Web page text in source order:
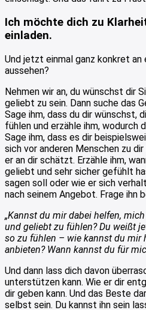
Ich möchte dich zu
einladen.
Und jetzt einmal ganz konkret an
aussehen?
Nehmen wir an, du wünschst dir
geliebt zu sein. Dann suche das
Sage ihm, dass du dir wünschst,
fühlen und erzähle ihm, wodurch
Sage ihm, dass es dir
sich vor anderen Menschen zu
er an dir schätzt. Erzähle ihm,
geliebt und sehr sicher gefühlt
sagen soll oder wie er sich
nach seinem Angebot. Frage ihn
„Kannst du mir dabei helfen,
und geliebt zu fühlen? Du weißt
so zu fühlen – wie kannst du mir
anbieten? Wann kannst du für
Und dann lass dich davon
unterstützen kann. Wie er dir
dir geben kann. Und das Beste
selbst sein. Du kannst ihn sein